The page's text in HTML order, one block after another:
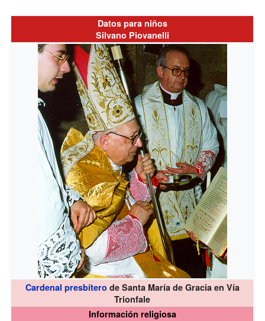
Datos para niños
Silvano Piovanelli
Cardenal presbíterode Santa María de Gracia en Vía
Trionfale
Información religiosa